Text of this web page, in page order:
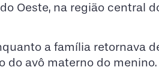
Oeste, na região central
a família retornava
do avô materno do